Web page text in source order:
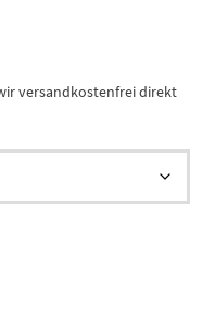
versandkostenfrei direkt